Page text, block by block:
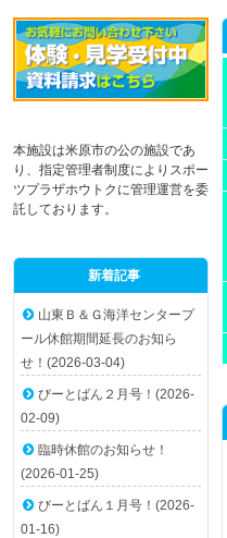
本施設は米原市の公の施設であ
り、指定管理者制度によりスポー
ツプラザホウトクに管理運営を委
託しております。
新着記事
山東Ｂ＆Ｇ海洋センタープ
ール休館期間延長のお知ら
せ！(2026-03-04)
びーとばん２月号！(2026-
02-09)
臨時休館のお知らせ！
(2026-01-25)
びーとばん１月号！(2026-
01-16)